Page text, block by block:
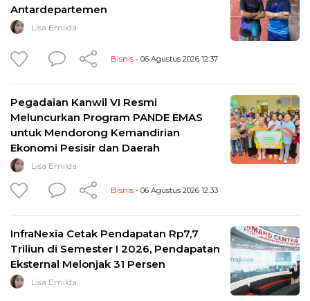
Antardepartemen
Lisa Emilda
Bisnis - 06 Agustus 2026 12:37
Pegadaian Kanwil VI Resmi
Meluncurkan Program PANDE EMAS
untuk Mendorong Kemandirian
Ekonomi Pesisir dan Daerah
Lisa Emilda
Bisnis - 06 Agustus 2026 12:33
InfraNexia Cetak Pendapatan Rp7,7
Triliun di Semester I 2026, Pendapatan
Eksternal Melonjak 31 Persen
Lisa Emilda